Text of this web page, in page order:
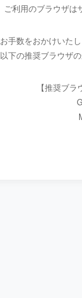
ご利用のブラウザは
お手数をおかけいた
以下の推奨ブラウザ
【推奨ブラ